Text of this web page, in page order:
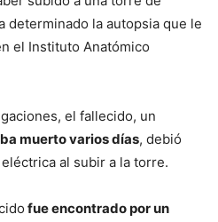
determinado la autopsia que le
el Instituto Anatómico
el fallecido, un
muerto varios días, debió
al subir a la torre.
fue encontrado por un